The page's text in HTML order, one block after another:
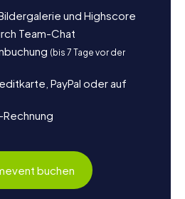
und Highscore
Team-Chat
(bis 7 Tage vor der
PayPal oder auf
buchen